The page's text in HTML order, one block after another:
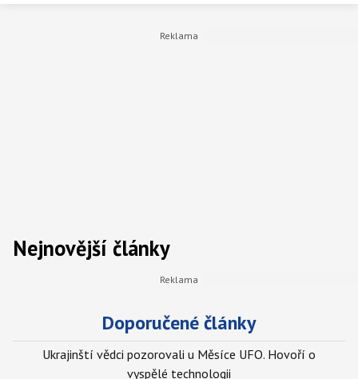
Nejnovější články
Doporučené články
Ukrajinští vědci pozorovali u Měsíce UFO. Hovoří o
vyspělé technologii